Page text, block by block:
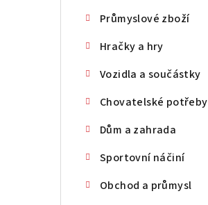
Průmyslové zboží
Hračky a hry
Vozidla a součástky
Chovatelské potřeby
Dům a zahrada
Sportovní náčiní
Obchod a průmysl